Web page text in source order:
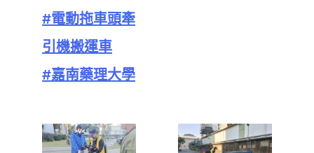
#電動拖車頭牽
引機搬運車
#嘉南藥理大學